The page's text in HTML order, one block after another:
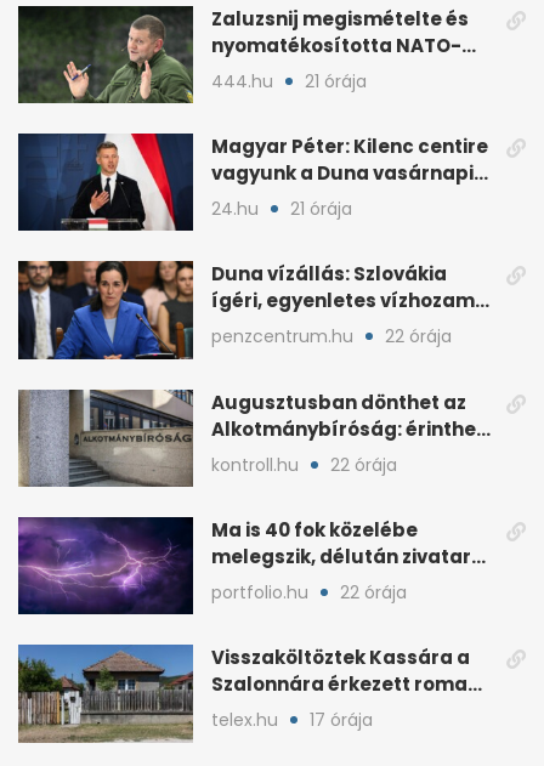
Zaluzsnij megismételte és
nyomatékosította NATO-
kritikáját
444.hu 21 órája
Magyar Péter: Kilenc centire
vagyunk a Duna vasárnapi
mélypontjától
24.hu 21 órája
Duna vízállás: Szlovákia
ígéri, egyenletes vízhozam
jön Magyarországra
penzcentrum.hu 22 órája
Augusztusban dönthet az
Alkotmánybíróság: érintheti
az uniós forrásokat
kontroll.hu 22 órája
Ma is 40 fok közelébe
melegszik, délután zivatar
és viharos szél jöhet
portfolio.hu 22 órája
Visszaköltöztek Kassára a
Szalonnára érkezett roma
családok
telex.hu 17 órája